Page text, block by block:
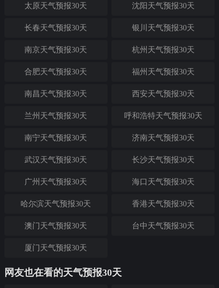
太原天气预报30天 沈阳天气预报30天
长春天气预报30天 银川天气预报30天
南京天气预报30天 杭州天气预报30天
合肥天气预报30天 福州天气预报30天
南昌天气预报30天 西安天气预报30天
兰州天气预报30天 呼和浩特天气预报30天
南宁天气预报30天 济南天气预报30天
武汉天气预报30天 长沙天气预报30天
广州天气预报30天 海口天气预报30天
哈尔滨天气预报30天 香港天气预报30天
澳门天气预报30天 台中天气预报30天
厦门天气预报30天
网友也在看的天气预报30天